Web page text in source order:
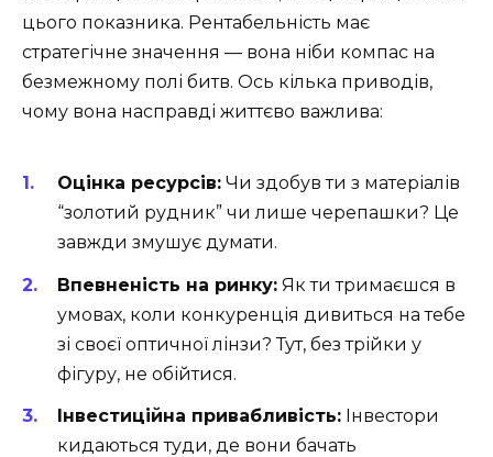
цього показника. Рентабельність має
стратегічне значення — вона ніби компас на
безмежному полі битв. Ось кілька приводів,
чому вона насправді життєво важлива:
Оцінка ресурсів: Чи здобув ти з матеріалів
“золотий рудник” чи лише черепашки? Це
завжди змушує думати.
Впевненість на ринку: Як ти тримаєшся в
умовах, коли конкуренція дивиться на тебе
зі своєї оптичної лінзи? Тут, без трійки у
фігуру, не обійтися.
Інвестиційна привабливість: Інвестори
кидаються туди, де вони бачать